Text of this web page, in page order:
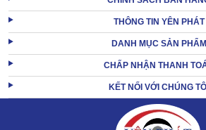
THÔNG TIN YÊN PHÁT
DANH MỤC SẢN PHẨM
CHẤP NHẬN THANH
KẾT NỐI VỚI CHÚNG TÔI